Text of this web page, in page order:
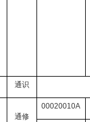
通识
通修
00020010A